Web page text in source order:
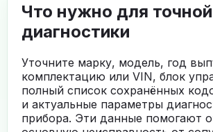
Что нужно для точной
диагностики
Уточните марку, модель, год
комплектацию или VIN, блок
полный список сохранённых
и актуальные параметры
прибора. Эти данные помогают